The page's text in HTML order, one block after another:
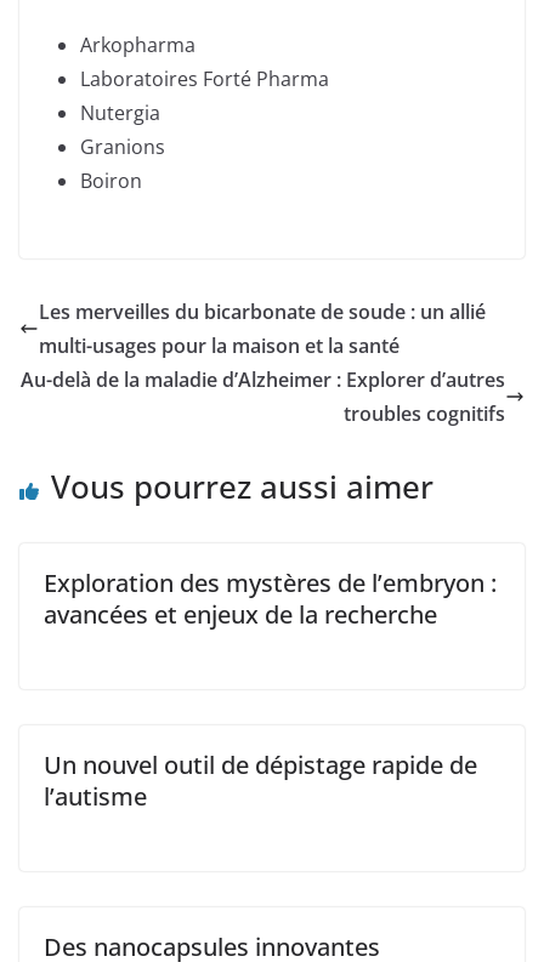
Arkopharma
Laboratoires Forté Pharma
Nutergia
Granions
Boiron
Les merveilles du bicarbonate de soude : un allié
multi-usages pour la maison et la santé
Au-delà de la maladie d’Alzheimer : Explorer d’autres
troubles cognitifs
Vous pourrez aussi aimer
Exploration des mystères de l’embryon :
avancées et enjeux de la recherche
Un nouvel outil de dépistage rapide de
l’autisme
Des nanocapsules innovantes